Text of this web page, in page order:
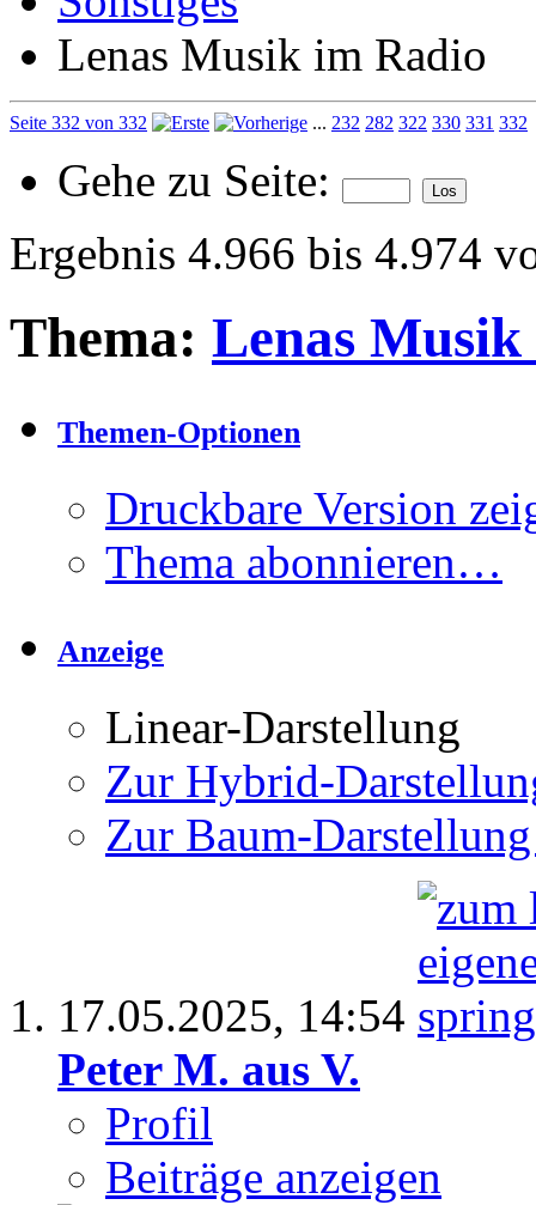
Lenas Musik im Radio
Seite 332 von 332 ... 232 282 322 330 331 332
Gehe zu Seite:
Ergebnis 4.966 bis 4.974
Thema: Lenas
Themen-Optionen
Druckbare Version
Thema abonnieren…
Anzeige
Linear-Darstellung
Zur Hybrid-
Zur Baum-
17.05.2025, 14:54
Peter M. aus V.
Profil
Beiträge anzeigen